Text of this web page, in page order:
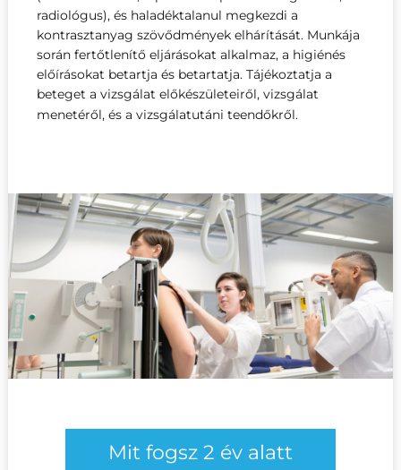
radiológus), és haladéktalanul megkezdi a
kontrasztanyag szövődmények elhárítását. Munkája
során fertőtlenítő eljárásokat alkalmaz, a higiénés
előírásokat betartja és betartatja. Tájékoztatja a
beteget a vizsgálat előkészületeiről, vizsgálat
menetéről, és a vizsgálatutáni teendőkről.
Mit fogsz 2 év alatt